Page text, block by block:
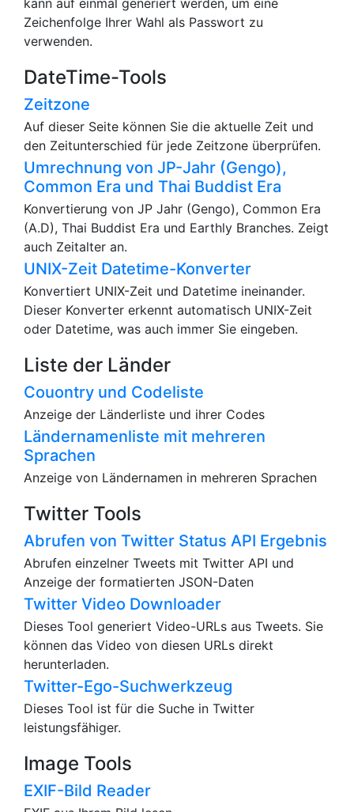
kann auf einmal generiert werden, um eine
Zeichenfolge Ihrer Wahl als Passwort zu
verwenden.
DateTime-Tools
Zeitzone
Auf dieser Seite können Sie die aktuelle Zeit und
den Zeitunterschied für jede Zeitzone überprüfen.
Umrechnung von JP-Jahr (Gengo),
Common Era und Thai Buddist Era
Konvertierung von JP Jahr (Gengo), Common Era
(A.D), Thai Buddist Era und Earthly Branches. Zeigt
auch Zeitalter an.
UNIX-Zeit Datetime-Konverter
Konvertiert UNIX-Zeit und Datetime ineinander.
Dieser Konverter erkennt automatisch UNIX-Zeit
oder Datetime, was auch immer Sie eingeben.
Liste der Länder
Couontry und Codeliste
Anzeige der Länderliste und ihrer Codes
Ländernamenliste mit mehreren
Sprachen
Anzeige von Ländernamen in mehreren Sprachen
Twitter Tools
Abrufen von Twitter Status API Ergebnis
Abrufen einzelner Tweets mit Twitter API und
Anzeige der formatierten JSON-Daten
Twitter Video Downloader
Dieses Tool generiert Video-URLs aus Tweets. Sie
können das Video von diesen URLs direkt
herunterladen.
Twitter-Ego-Suchwerkzeug
Dieses Tool ist für die Suche in Twitter
leistungsfähiger.
Image Tools
EXIF-Bild Reader